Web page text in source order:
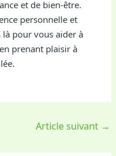
et de bien-être.
personnelle et
pour vous aider à
prenant plaisir à
Article suivant →